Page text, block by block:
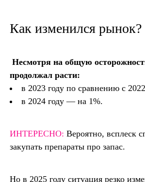
Как изменился рынок?
Несмотря на общую
продолжал расти:
в 2023 году по сравнению с
в 2024 году — на 1%.
ИНТЕРЕСНО: Вероятно, всплеск
закупать препараты про запас.
Но в 2025 году ситуация резко